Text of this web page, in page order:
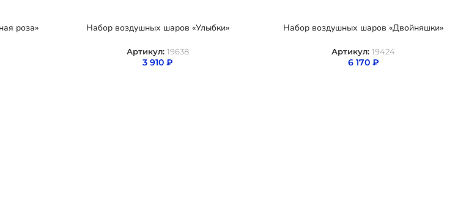
роза» Набор воздушных шаров «Улыбки»
Артикул: 19638
3 910 ₽
Набор воздушных шаров «Двойняшки»
Артикул: 19424
6 170 ₽